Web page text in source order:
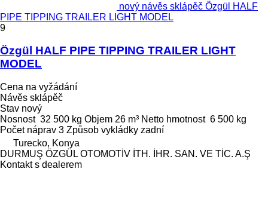
nový návěs sklápěč Özgül HALF
PIPE TIPPING TRAILER LIGHT MODEL
9
Özgül HALF PIPE TIPPING TRAILER LIGHT
MODEL
Cena na vyžádání
Návěs sklápěč
Stav nový
Nosnost 32 500 kg Objem 26 m³ Netto hmotnost 6 500 kg
Počet náprav 3 Způsob vykládky zadní
Turecko, Konya
DURMUŞ ÖZGÜL OTOMOTİV İTH. İHR. SAN. VE TİC. A.Ş
Kontakt s dealerem